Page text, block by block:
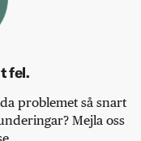
fel.
problemet så snart
Mejla oss